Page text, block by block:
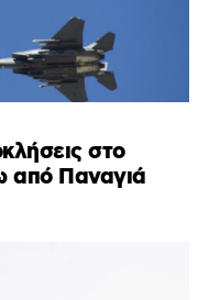
στο
από Παναγιά